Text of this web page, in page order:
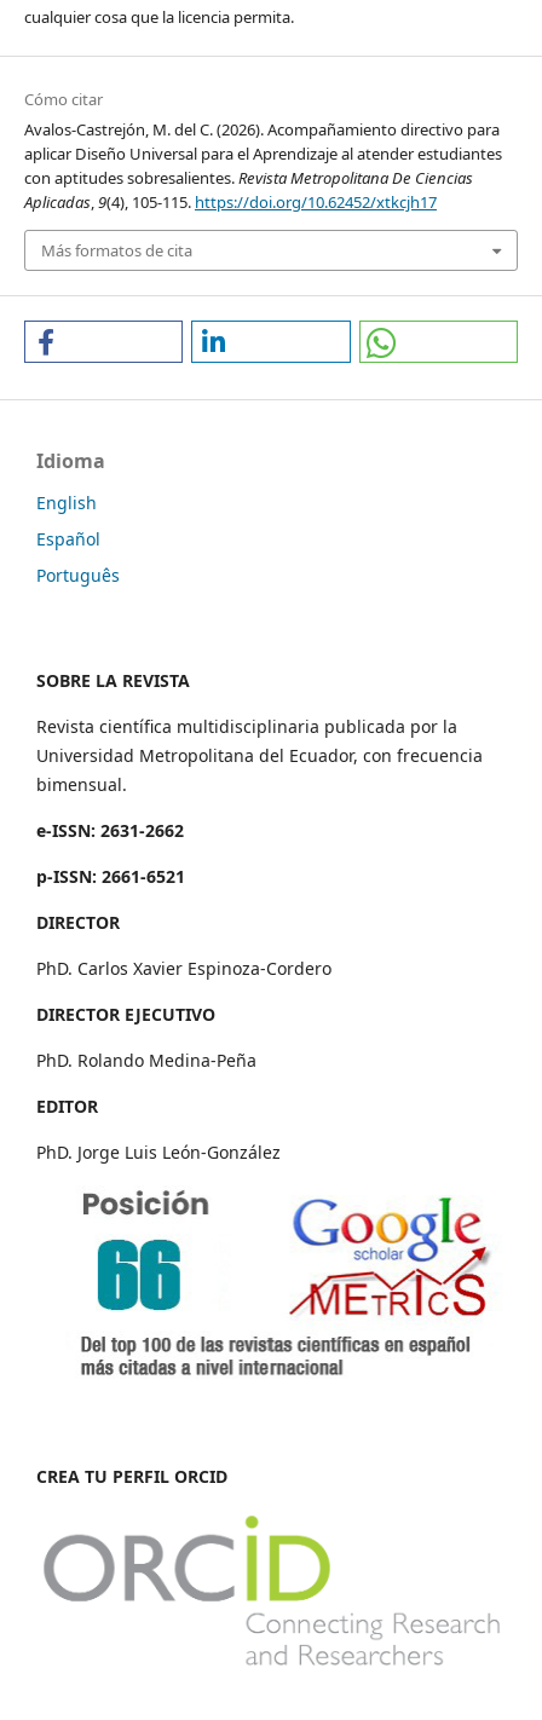
cualquier cosa que la licencia permita.
Cómo citar
Avalos-Castrejón, M. del C. (2026). Acompañamiento directivo para
aplicar Diseño Universal para el Aprendizaje al atender estudiantes
con aptitudes sobresalientes.Revista Metropolitana De Ciencias
Aplicadas, 9(4), 105-115. https://doi.org/10.62452/xtkcjh17
Más formatos de cita
Idioma
English
Español
Português
SOBRE LA REVISTA
Revista científica multidisciplinaria publicada por la
Universidad Metropolitana del Ecuador, con frecuencia
bimensual.
e-ISSN: 2631-2662
p-ISSN: 2661-6521
DIRECTOR
PhD. Carlos Xavier Espinoza-Cordero
DIRECTOR EJECUTIVO
PhD. Rolando Medina-Peña
EDITOR
PhD. Jorge Luis León-González
CREA TU PERFIL ORCID